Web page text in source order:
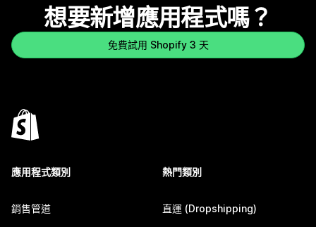
想要新增應用程式嗎？
免費試用 Shopify 3 天
應用程式類別
銷售管道
熱門類別
直運 (Dropshipping)